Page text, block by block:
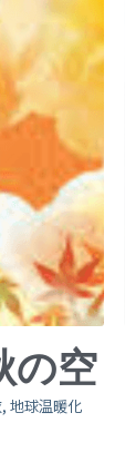
の空
地球温暖化